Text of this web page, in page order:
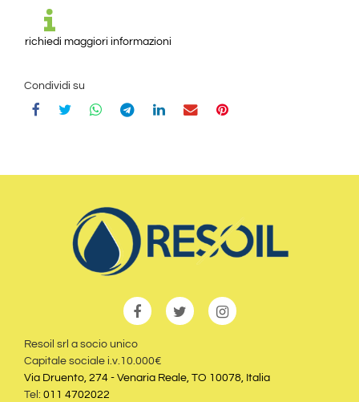
richiedi maggiori informazioni
Condividi su
Resoil srl a socio unico
Capitale sociale i.v.10.000€
Via Druento, 274 - Venaria Reale, TO 10078, Italia
Tel: 011 4702022